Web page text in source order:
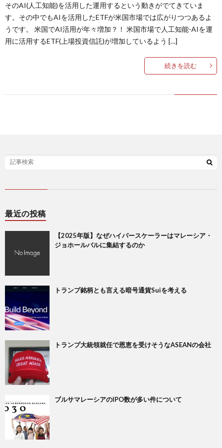
そのAI(人工知能)を活用した運用するという動きがでてきていま
す。その中でもAIを活用したETFが米国市場では広がりつつあるよ
うです。 米国でAI活用が年々増加？！ 米国市場で人工知能-AIを運
用に活用するETF(上場投資信託)が増加しているよう […]
続きを読む
最近の投稿
【2025年版】なぜハイパースケーラーはマレーシア・
ジョホールバルに集結するのか
トランプ銘柄とも言える暗号通貨Suiを考える
トランプ大統領就任で恩恵を受けそうなASEANの会社
ブルサマレーシアのIPO数が多い件について